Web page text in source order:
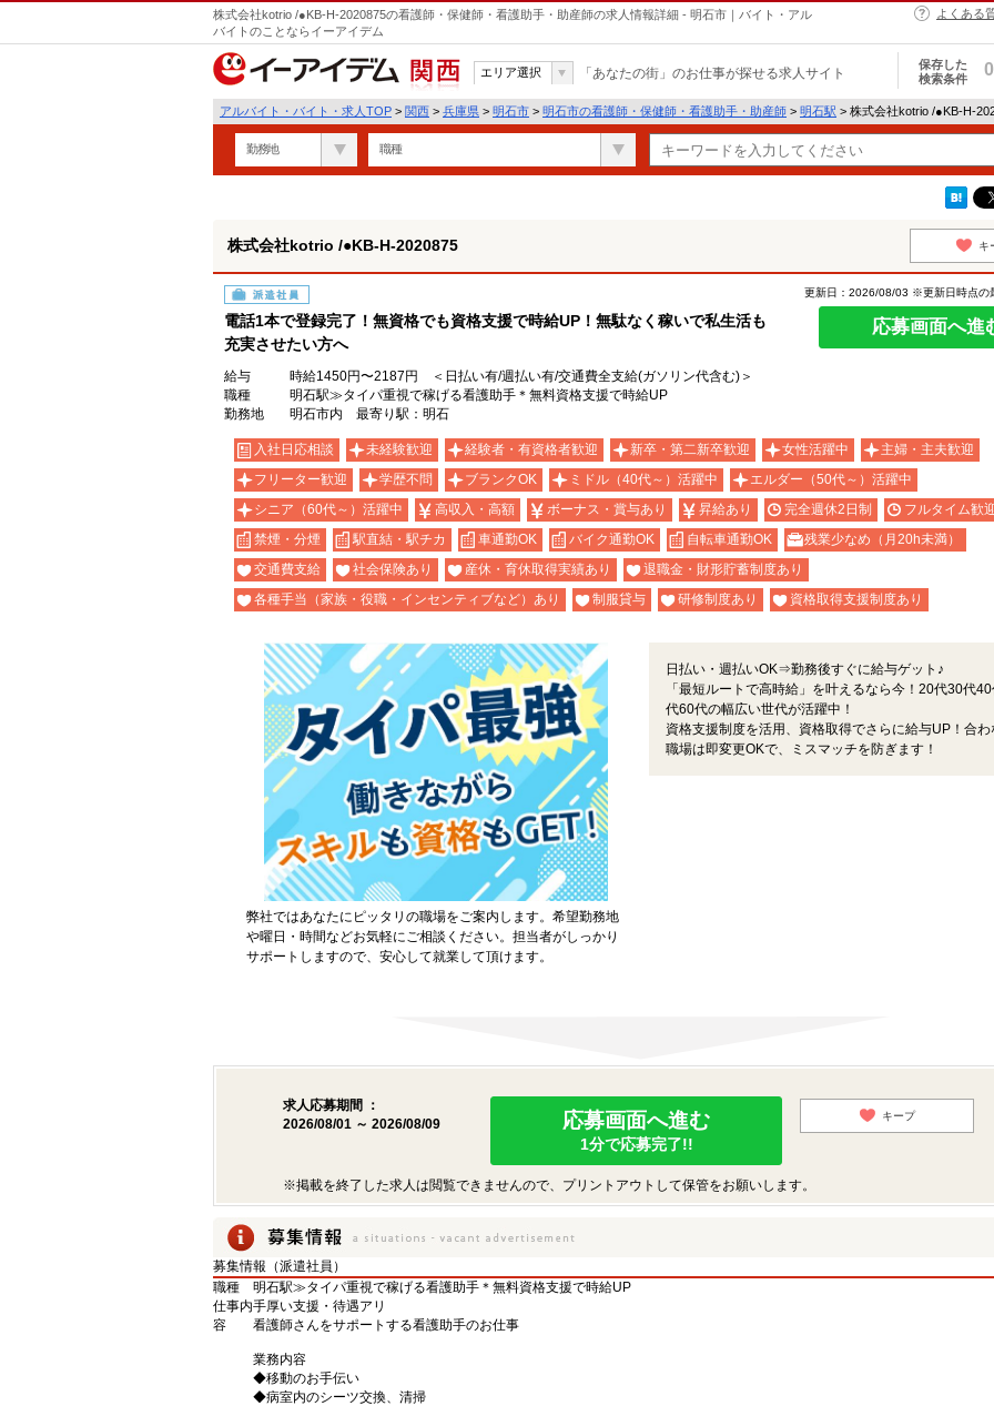
株式会社kotrio /●KB-H-2020875の看護師・保健師・看護助手・助産師の求人情報詳細 - 明石市｜バイト・アル
バイトのことならイーアイデム
よくある
関西
エリア選択 「あなたの街」のお仕事が探せる求人サイト
保存した
検索条件
0
アルバイト・バイト・求人TOP > 関西 > 兵庫県 > 明石市 > 明石市の看護師・保健師・看護助手・助産師 > 明石駅 > 株式会社kotrio /●KB-H-
勤務地 職種
株式会社kotrio /●KB-H-2020875 キ
派遣社員
電話1本で登録完了！無資格でも資格支援で時給UP！無駄なく稼いで私生活も
充実させたい方へ
更新日：2026/08/03 ※更新日時点の
応募画面へ進
給与
時給1450円〜2187円 ＜日払い有/週払い有/交通費全支給(ガソリン代含む)＞
職種
明石駅≫タイパ重視で稼げる看護助手＊無料資格支援で時給UP
勤務地
明石市内 最寄り駅：明石
入社日応相談 未経験歓迎 経験者・有資格者歓迎 新卒・第二新卒歓迎 女性活躍中
主婦・主夫歓迎
フリーター歓迎
学歴不問 ブランクOK ミドル（40代～）活躍中
エルダー（50代～）活躍中
シニア（60代～）活躍中
高収入・高額 ボーナス・賞与あり 昇給あり 完全週休2日制
フルタイム歓
禁煙・分煙
駅直結・駅チカ 車通勤OK バイク通勤OK 自転車通勤OK
残業少なめ（月20h未満）
交通費支給
社会保険あり 産休・育休取得実績あり
退職金・財形貯蓄制度あり
各種手当（家族・役職・インセンティブなど）あり
制服貸与 研修制度あり 資格取得支援制度あり
弊社ではあなたにピッタリの職場をご案内します。希望勤務地
や曜日・時間などお気軽にご相談ください。担当者がしっかり
サポートしますので、安心して就業して頂けます。
日払い・週払いOK⇒勤務後すぐに給与ゲット♪
「最短ルートで高時給」を叶えるなら今！20代30代
代60代の幅広い世代が活躍中！
資格支援制度を活用、資格取得でさらに給与UP！合わ
職場は即変更OKで、ミスマッチを防ぎます！
求人応募期間 ：
2026/08/01 ～ 2026/08/09
応募画面へ進む
1分で応募完了!!
キープ
※掲載を終了した求人は閲覧できませんので、プリントアウトして保管をお願いします。
募集情報（派遣社員）
職種
明石駅≫タイパ重視で稼げる看護助手＊無料資格支援で時給UP
仕事内
容
手厚い支援・待遇アリ
看護師さんをサポートする看護助手のお仕事
業務内容
◆移動のお手伝い
◆病室内のシーツ交換、清掃